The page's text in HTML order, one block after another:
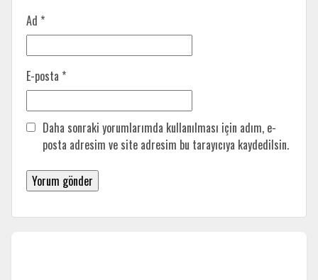
Ad *
E-posta *
Daha sonraki yorumlarımda kullanılması için adım, e-
posta adresim ve site adresim bu tarayıcıya kaydedilsin.